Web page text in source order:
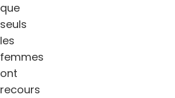
que
seuls
les
femmes
ont
recours